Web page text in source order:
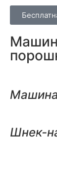
Машина
Шнек-